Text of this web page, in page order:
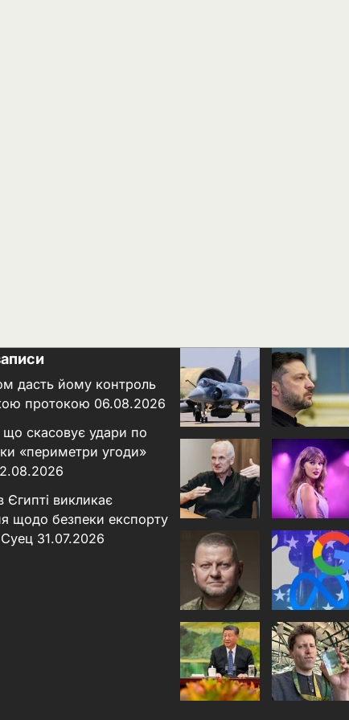
дасть йому контроль
протокою 06.08.2026
скасовує удари по
«периметри угоди»
викликає
щодо безпеки експорту
31.07.2026